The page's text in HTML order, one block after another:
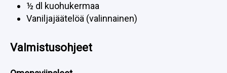
½ dl kuohukermaa
Vaniljajäätelöä (valinnainen)
Valmistusohjeet